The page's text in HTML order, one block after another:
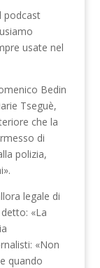
podcast
usate nel
Bedin
Tseguè,
che la
di
polizia,
legale di
«La
«Non
quando